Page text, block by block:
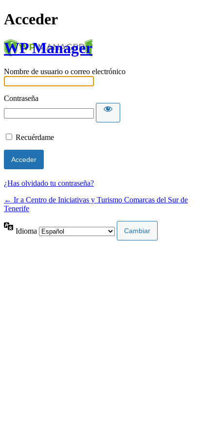
Acceder
WP Manager
Nombre de usuario o correo electrónico
Contraseña
Recuérdame
¿Has olvidado tu contraseña?
← Ir a Centro de Iniciativas y Turismo Comarcas del Sur de
Tenerife
Idioma